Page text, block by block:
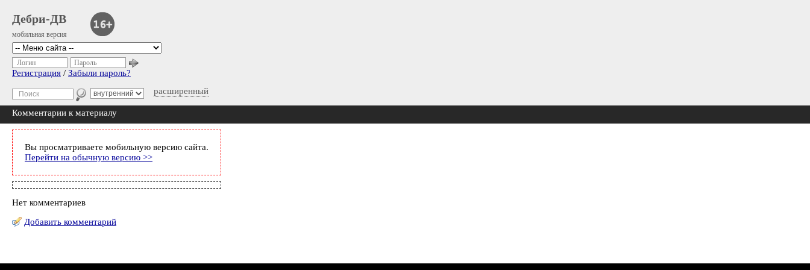
Дебри-ДВ
мобильная версия
расширенный
Логин Пароль
Регистрация / Забыли пароль?
Комментарии к материалу
Вы просматриваете мобильную версию сайта.
Перейти на обычную версию >>
Нет комментариев
Добавить комментарий